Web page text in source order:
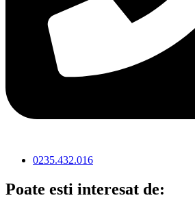
0235.432.016
Poate esti interesat de: